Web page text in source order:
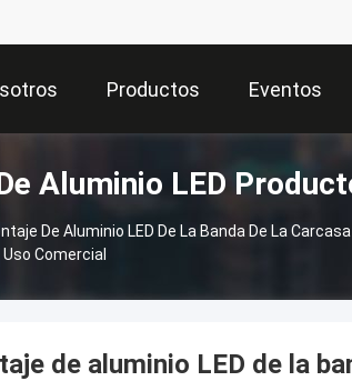
Productos Eventos
Aluminio LED
De Aluminio LED De La Banda De La
Uso Comercial
de aluminio LED de la